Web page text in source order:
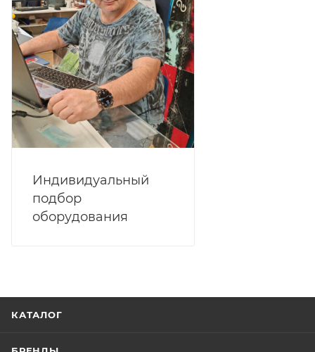
Индивидуальный
подбор
оборудования
КАТАЛОГ